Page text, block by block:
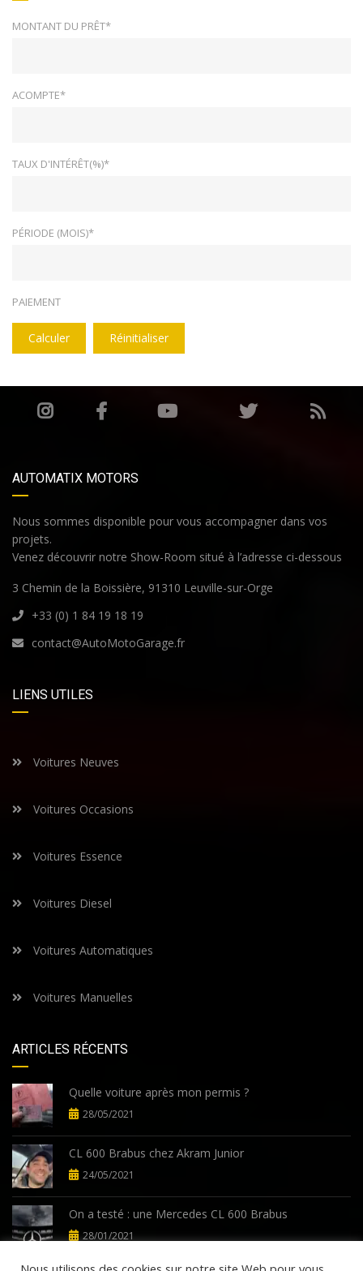
MONTANT DU PRÊT*
ACOMPTE*
TAUX D'INTÉRÊT(%)*
PÉRIODE (MOIS)*
PAIEMENT
Calculer Réinitialiser
AUTOMATIX MOTORS
Nous sommes disponible pour vous accompagner dans vos
projets.
Venez découvrir notre Show-Room situé à l’adresse ci-dessous
3 Chemin de la Boissière, 91310 Leuville-sur-Orge
+33 (0) 1 84 19 18 19
contact@AutoMotoGarage.fr
LIENS UTILES
Voitures Neuves
Voitures Occasions
Voitures Essence
Voitures Diesel
Voitures Automatiques
Voitures Manuelles
ARTICLES RÉCENTS
Quelle voiture après mon permis ?
28/05/2021
CL 600 Brabus chez Akram Junior
24/05/2021
On a testé : une Mercedes CL 600 Brabus
28/01/2021